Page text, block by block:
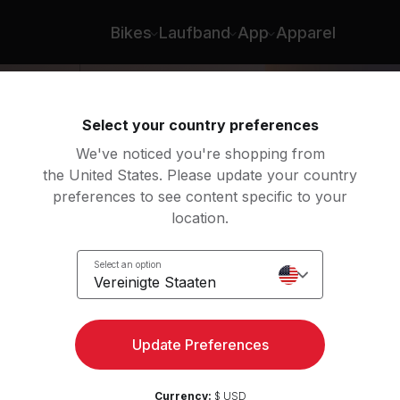
Bikes Laufband App Apparel
Select your country preferences
We've noticed you're shopping from
the United States. Please update your country
preferences to see content specific to your
location.
Select an option
Vereinigte Staaten
Update Preferences
Currency: $ USD